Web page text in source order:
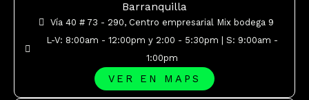
Barranquilla
Vía 40 # 73 - 290, Centro empresarial Mix bodega 9
L-V: 8:00am - 12:00pm y 2:00 - 5:30pm | S: 9:00am -
1:00pm
VER EN MAPS